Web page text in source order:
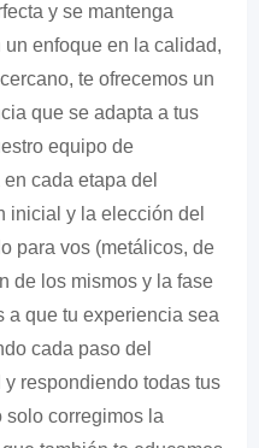
y se mantenga
enfoque en la calidad,
te ofrecemos un
que se adapta a tus
equipo de
cada etapa del
inicial y la elección del
para vos (metálicos, de
de los mismos y la fase
a que tu experiencia sea
cada paso del
respondiendo todas tus
solo corregimos la